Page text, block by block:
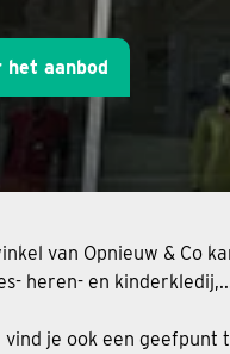
het aanbod
van Opnieuw & Co
heren- en
vind je ook een